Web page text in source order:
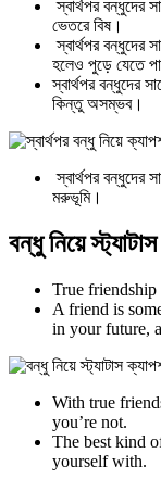
স্বার্থপর বন্ধুদের
ভেতরে বিষ।
স্বার্থপর বন্ধুদের
হলেও পুড়ে যেতে
স্বার্থপর বন্ধুদের
কিন্তু অসম্ভব।
স্বার্থপর বন্ধুদের
মরুভূমি।
বন্ধু নিয়ে
True friendship
A friend is
in your future,
With true
you’re not.
The best kind
yourself with.